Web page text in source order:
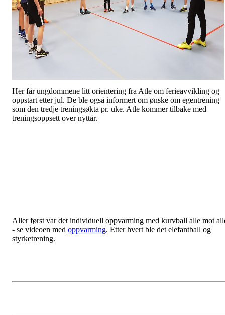
Her får ungdommene litt orientering fra Atle om ferieavvikling og
oppstart etter jul. De ble også informert om ønske om egentrening
som den tredje treningsøkta pr. uke. Atle kommer tilbake med
treningsoppsett over nyttår.
Aller først var det individuell oppvarming med kurvball alle mot
- se videoen med oppvarming. Etter hvert ble det elefantball og
styrketrening.